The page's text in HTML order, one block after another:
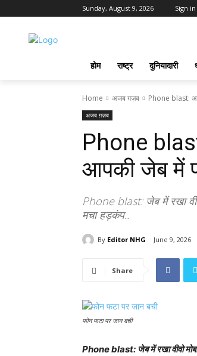
Sunday, August 9, 2026 Sign
होम राष्ट्र दुनियादारी
Home अजब ग़ज़ब Phone blast:
अजब ग़ज़ब
Phone
आपकी जेब में
Phone blast: जेब में रखा
मचा हड़कंप..
By Editor NHG June 9, 2026
Share
फोन फटा पर जान बची
Phone blast: जेब में रखा वीवो